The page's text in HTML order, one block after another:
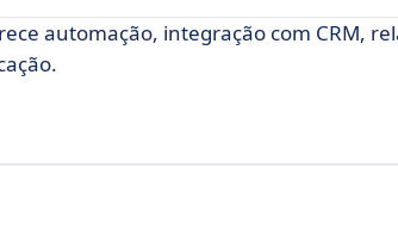
automação, integração com CRM,